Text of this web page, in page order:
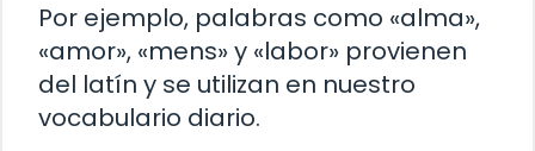
Por ejemplo, palabras como «alma»,
«amor», «mens» y «labor» provienen
del latín y se utilizan en nuestro
vocabulario diario.